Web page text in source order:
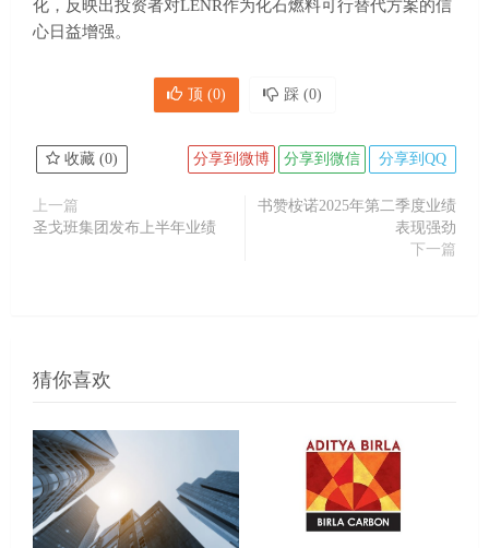
化，反映出投资者对LENR作为化石燃料可行替代方案的信
心日益增强。
顶 (0) 踩 (0)
收藏 (0) 分享到QQ
分享到微信
分享到微博
上一篇
圣戈班集团发布上半年业绩
书赞桉诺2025年第二季度业绩
表现强劲
下一篇
猜你喜欢